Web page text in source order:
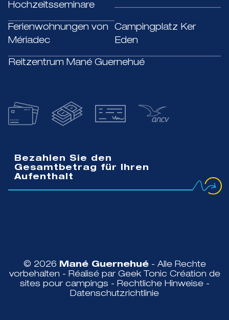
Hochzeitsseminare
Ferienwohnungen von
Mériadec
Campingplatz Ker
Eden
Reitzentrum Mané Guernehué
Bezahlen Sie den
Gesamtbetrag für Ihren
Aufenthalt
© 2026 Mané Guernehué- Alle Rechte
vorbehalten - Réalisé par Geek Tonic Création de
sites pour campings - Rechtliche Hinweise -
Datenschutzrichtlinie